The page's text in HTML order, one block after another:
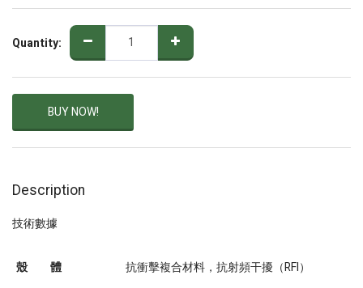
Quantity:
BUY NOW!
Description
技術數據
殼 體 抗衝擊複合材料，抗射頻干擾（RFI）